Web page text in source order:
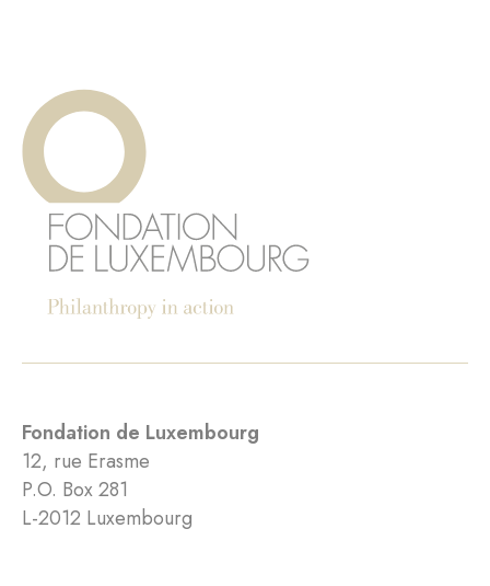
Fondation de Luxembourg
12, rue Erasme
P.O. Box 281
L-2012 Luxembourg